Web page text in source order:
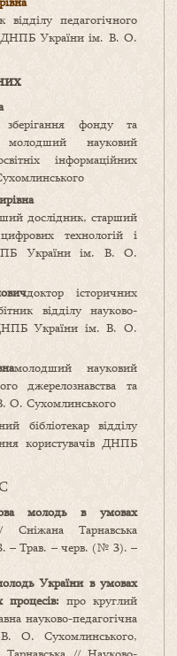
педагогічного
ДНПБ України ім. В. О.
зберігання фонду та
молодший науковий
інформаційних
дослідник, старший
технологій і
України ім. В. О.
доктор історичних
відділу науково-
ДНПБ України ім. В. О.
молодший науковий
джерелознавства та
О. Сухомлинського
бібліотекар відділу
користувачів ДНПБ
молодь в умовах
Тарнавська
– Трав. – черв. (№ 3). –
України в умовах
процесів: про круглий
науково-педагогічна
В. О. Сухомлинського,